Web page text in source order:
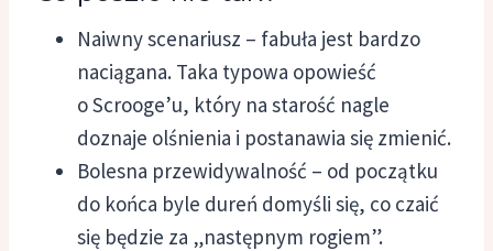
Naiwny scenariusz – fabuła jest bardzo
naciągana. Taka typowa opowieść
o Scrooge’u, który na starość nagle
doznaje olśnienia i postanawia się zmienić.
Bolesna przewidywalność – od początku
do końca byle dureń domyśli się, co czaić
się będzie za „następnym rogiem”.